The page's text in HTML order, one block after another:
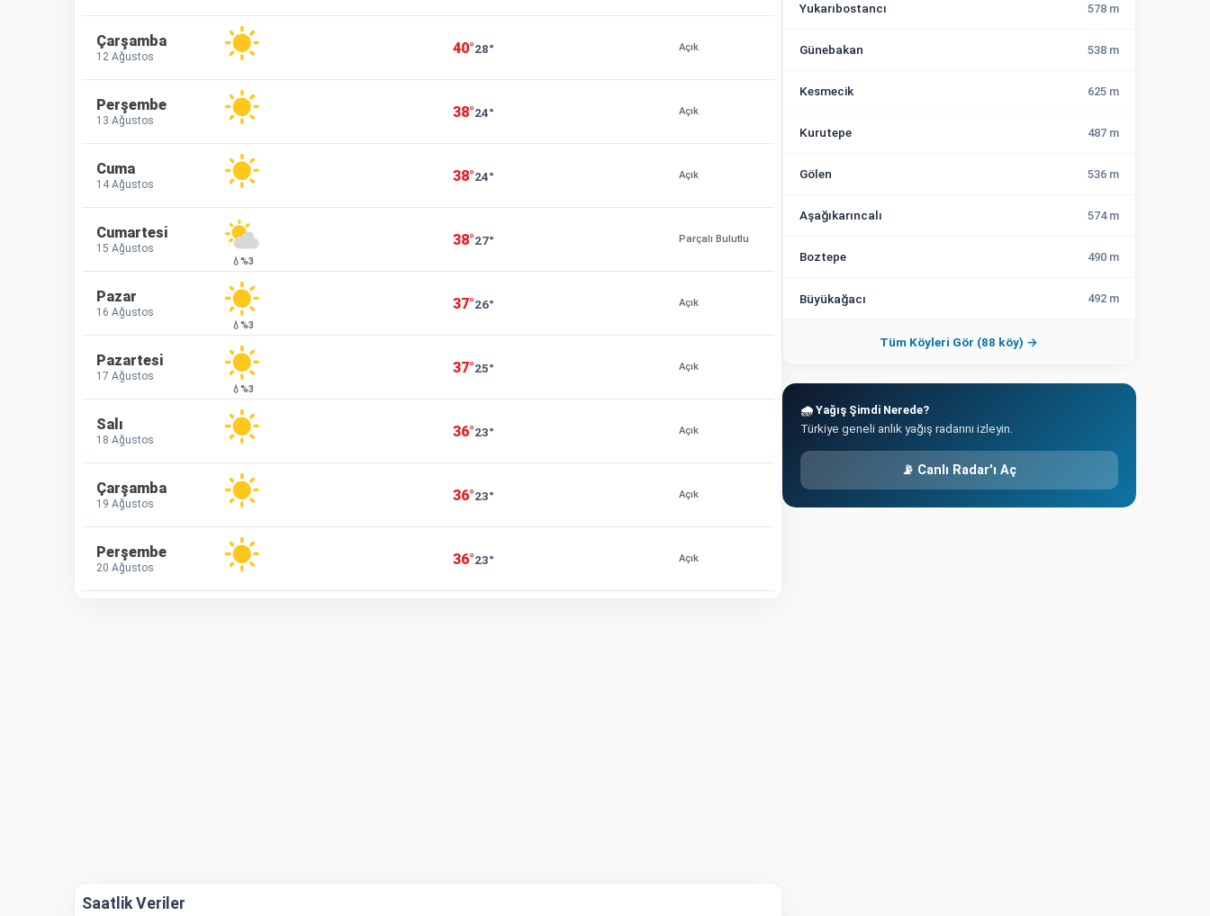
Çarşamba
12 Ağustos 40°28° Açık
Perşembe
13 Ağustos 38°24° Açık
Cuma
14 Ağustos 38°24° Açık
Cumartesi
15 Ağustos
💧%3
38°27° Parçalı Bulutlu
Pazar
16 Ağustos
💧%3
37°26° Açık
Pazartesi
17 Ağustos
💧%3
37°25° Açık
Salı
18 Ağustos 36°23° Açık
Çarşamba
19 Ağustos 36°23° Açık
Perşembe
20 Ağustos 36°23° Açık
Saatlik Veriler
Yukarıbostancı 578 m
Günebakan 538 m
Kesmecik 625 m
Kurutepe 487 m
Gölen 536 m
Aşağıkarıncalı 574 m
Boztepe 490 m
Büyükağacı 492 m
Tüm Köyleri Gör (88 köy) →
🌧️ Yağış Şimdi Nerede?
Türkiye geneli anlık yağış radarını izleyin.
📡 Canlı Radar'ı Aç